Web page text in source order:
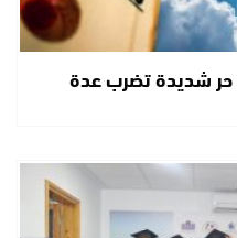
حر شديدة تضرب عدة